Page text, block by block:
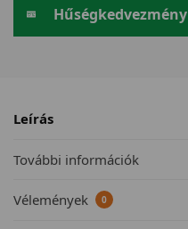
Hűségkedvezmény
Leírás
További információk
Vélemények 0